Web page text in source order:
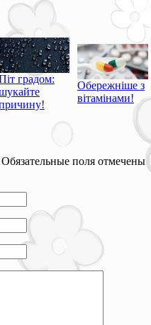
градом:
Обережніше з
вітамінами!
поля отмечены